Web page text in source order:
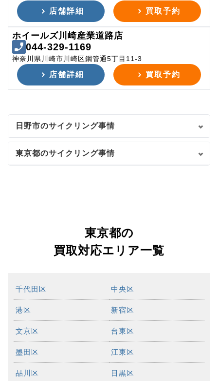
店舗詳細 買取予約
ホイールズ川崎産業道路店
044-329-1169
神奈川県川崎市川崎区鋼管通5丁目11-3
店舗詳細 買取予約
日野市のサイクリング事情
東京都のサイクリング事情
東京都の
買取対応エリア一覧
千代田区 中央区
港区 新宿区
文京区 台東区
墨田区 江東区
品川区 目黒区